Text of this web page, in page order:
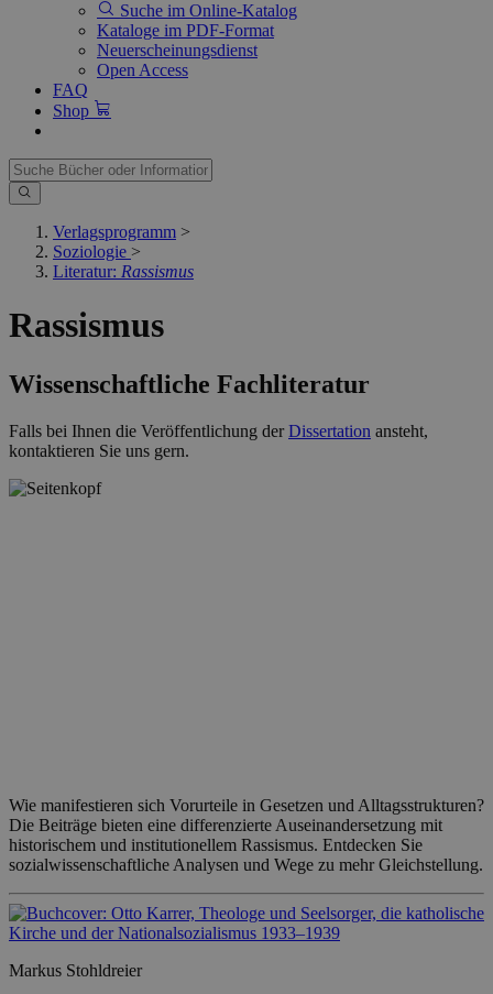
Suche im Online-Katalog
Kataloge im PDF-Format
Neuerscheinungsdienst
Open Access
FAQ
Shop
Verlagsprogramm >
Soziologie >
Literatur: Rassismus
Rassismus
Wissenschaftliche Fachliteratur
Falls bei Ihnen die Veröffentlichung derDissertation ansteht,
kontaktieren Sie uns gern.
Wie manifestieren sich Vorurteile in Gesetzen und Alltagsstrukturen?
Die Beiträge bieten eine differenzierte Auseinandersetzung mit
historischem und institutionellem Rassismus. Entdecken Sie
sozialwissenschaftliche Analysen und Wege zu mehr Gleichstellung.
Markus Stohldreier